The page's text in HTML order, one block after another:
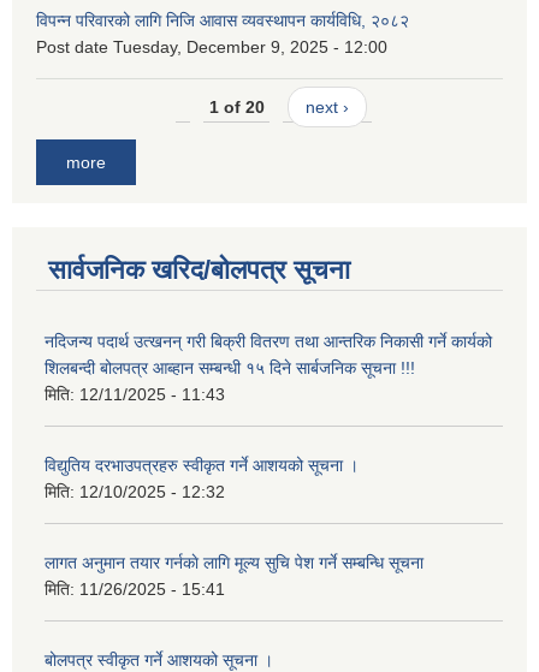
विपन्न परिवारको लागि निजि आवास व्यवस्थापन कार्यविधि, २०८२
Post date Tuesday, December 9, 2025 - 12:00
1 of 20 next ›
more
सार्वजनिक खरिद/बोलपत्र सूचना
नदिजन्य पदार्थ उत्खनन् गरी बिक्री वितरण तथा आन्तरिक निकासी गर्ने कार्यको
शिलबन्दी बोलपत्र आब्हान सम्बन्धी १५ दिने सार्बजनिक सूचना !!!
मिति: 12/11/2025 - 11:43
विद्युतिय दरभाउपत्रहरु स्वीकृत गर्ने आशयको सूचना ।
मिति: 12/10/2025 - 12:32
लागत अनुमान तयार गर्नकाे लागि मूल्य सुचि पेश गर्ने सम्बन्धि सूचना
मिति: 11/26/2025 - 15:41
बोलपत्र स्वीकृत गर्ने आशयको सूचना ।